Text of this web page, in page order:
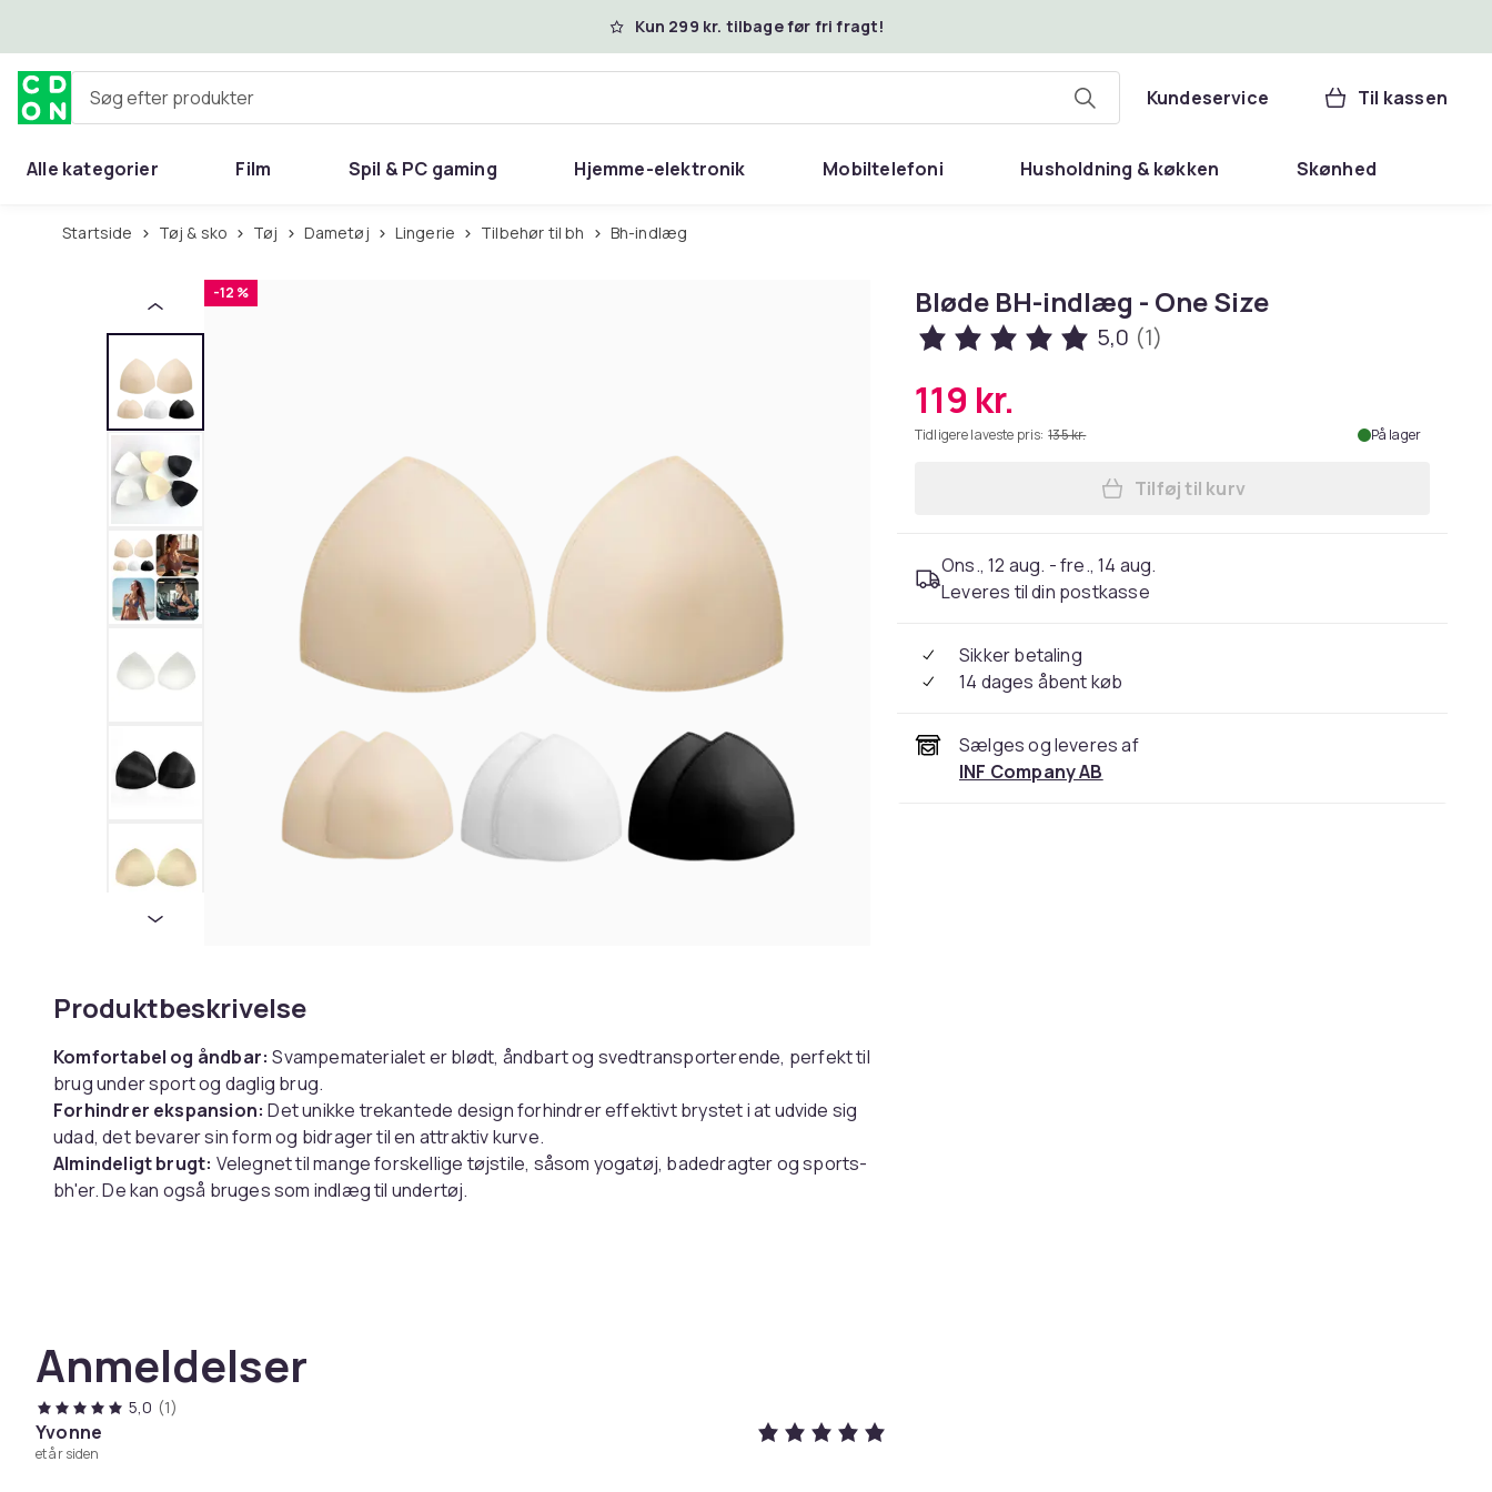
Kun 299 kr. tilbage før fri fragt!
Søg efter produkter Kundeservice Til kassen
Alle kategorier Film Spil & PC gaming Hjemme-elektronik Mobiltelefoni Husholdning & køkken Skønhed
Hjem & have
Startside Tøj & sko Tøj Dametøj Lingerie Tilbehør til bh Bh-indlæg
-12 %
Produktbeskrivelse
Komfortabel og åndbar: Svampematerialet er blødt, åndbart og svedtransporterende, perfekt til
brug under sport og daglig brug.
Forhindrer ekspansion: Det unikke trekantede design forhindrer effektivt brystet i at udvide sig
udad, det bevarer sin form og bidrager til en attraktiv kurve.
Almindeligt brugt: Velegnet til mange forskellige tøjstile, såsom yogatøj, badedragter og sports-
bh'er. De kan også bruges som indlæg til undertøj.
Pakken indeholder:
3 par bh-indlæg
Vægt, gram
34
Anmeldelser
5,0 (1)
Yvonne
et år siden
Bløde BH-indlæg - One Size
5,0 (1)
119 kr.
Tidligere laveste pris: 135 kr. På lager
Læg Bløde BH-indlæg - One Size i
Tilføj til kurv
Ons., 12 aug. - fre., 14 aug.
Leveres til din postkasse
Sikker betaling
14 dages åbent køb
Sælges og leveres af
INF Company AB